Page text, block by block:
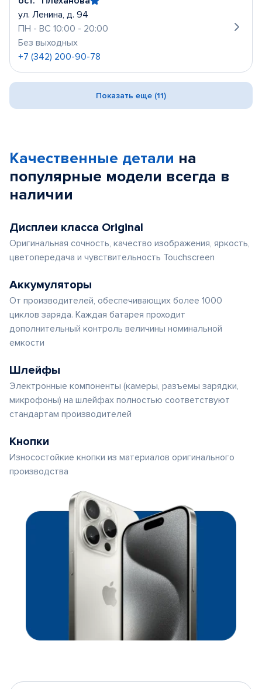
ул. Ленина, д. 94
ПН - ВС 10:00 - 20:00
Без выходных
+7 (342) 200-90-78
Показать еще (11)
Качественные детали на
популярные модели всегда в
наличии
Дисплеи класса Original
Оригинальная сочность, качество изображения, яркость,
цветопередача и чувствительность Touchscreen
Аккумуляторы
От производителей, обеспечивающих более 1000
циклов заряда. Каждая батарея проходит
дополнительный контроль величины номинальной
емкости
Шлейфы
Электронные компоненты (камеры, разъемы зарядки,
микрофоны) на шлейфах полностью соответствуют
стандартам производителей
Кнопки
Износостойкие кнопки из материалов оригинального
производства